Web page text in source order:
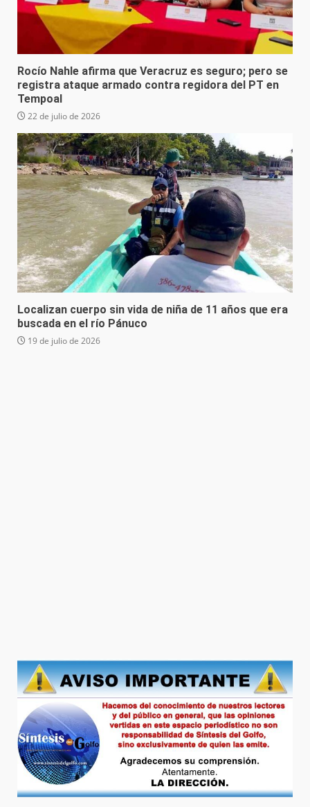
Rocío Nahle afirma que Veracruz es seguro; pero se
registra ataque armado contra regidora del PT en
Tempoal
22 de julio de 2026
Localizan cuerpo sin vida de niña de 11 años que era
buscada en el río Pánuco
19 de julio de 2026